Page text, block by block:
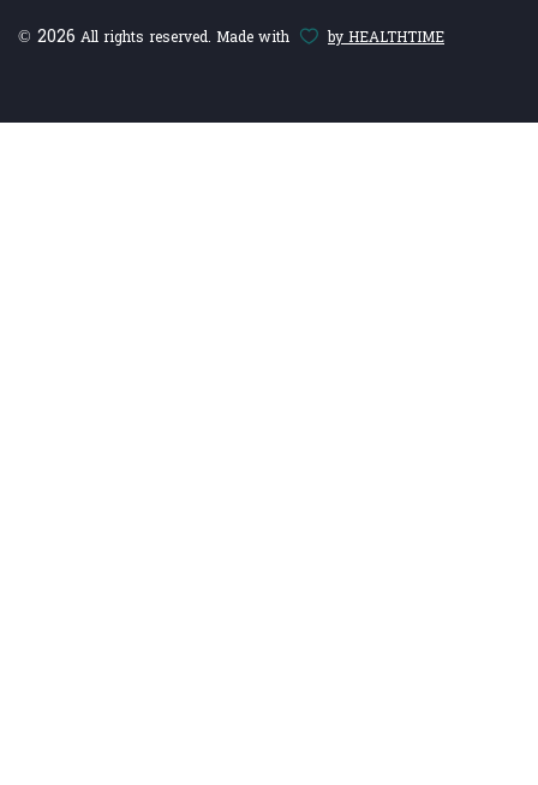
© 2026 All rights reserved. Made with by HEALTHTIME